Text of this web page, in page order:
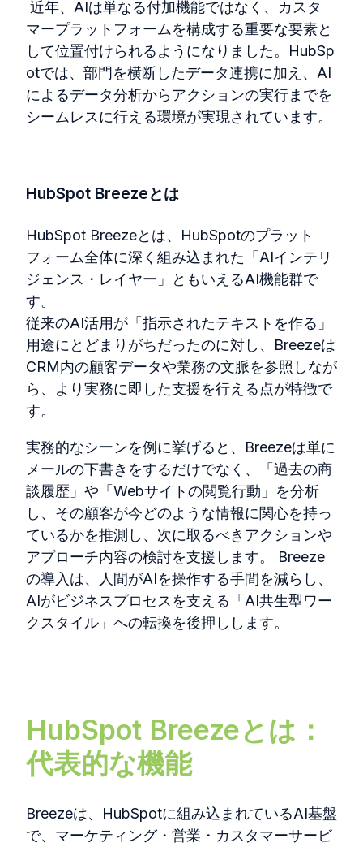
近年、AIは単なる付加機能ではなく、カスタ
マープラットフォームを構成する重要な要素と
して位置付けられるようになりました。HubSp
otでは、部門を横断したデータ連携に加え、AI
によるデータ分析からアクションの実行までを
シームレスに行える環境が実現されています。
HubSpot Breezeとは
HubSpot Breezeとは、 HubSpotのプラット
フォーム全体に深く組み込まれた「AIインテリ
ジェンス・レイヤー」ともいえるAI機能群で
す。
従来のAI活用が「指示されたテキストを作る」
用途にとどまりがちだったのに対し、 Breezeは
CRM内の顧客データや業務の文脈を参照しなが
ら、より実務に即した支援を行える点が特徴で
す。
実務的なシーンを例に挙げると、 Breezeは単に
メールの下書きをするだけでなく、「過去の商
談履歴」や「Webサイトの閲覧行動」を分析
し、その顧客が今どのような情報に関心を持っ
ているかを推測し、次に取るべきアクションや
アプローチ内容の検討を支援します。
Breeze
の導入は、人間がAIを操作する手間を減らし、
AIがビジネスプロセスを支える「AI共生型ワー
クスタイル」への転換を後押しします。
HubSpot Breezeとは：
代表的な機能
Breezeは、HubSpotに組み込まれているAI基盤
で、マーケティング・営業・カスタマーサービ